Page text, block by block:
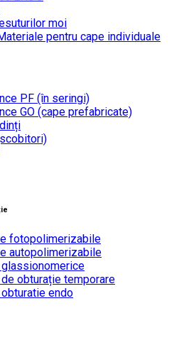
moi
pentru cape individuale
PF (în seringi)
GO (cape prefabricate)
fotopolimerizabile
autopolimerizabile
obturație temporare
endo